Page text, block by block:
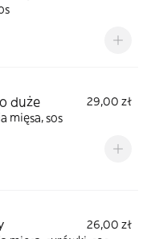
duże
29,00 zł
mięsa, sos
26,00 zł